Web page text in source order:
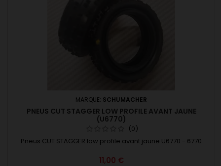
MARQUE: SCHUMACHER
PNEUS CUT STAGGER LOW PROFILE AVANT JAUNE
(U6770)
(0)
Pneus CUT STAGGER low profile avant jaune U6770 - 6770
11,00 €